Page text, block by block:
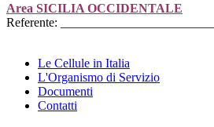
Area SICILIA OCCIDENTALE
Referente:
Le Cellule in Italia
L'Organismo di Servizio
Documenti
Contatti